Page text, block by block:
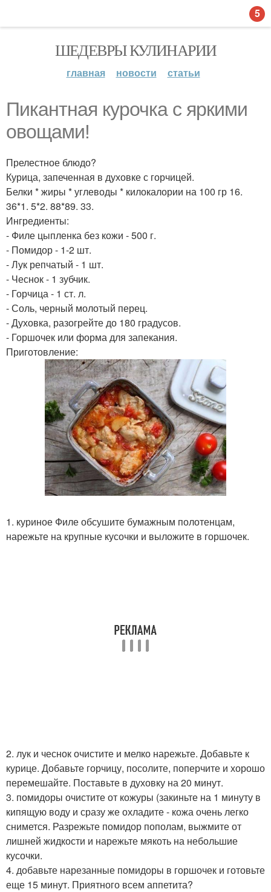
ШЕДЕВРЫ КУЛИНАРИИ
главная новости статьи
Пикантная курочка с яркими
овощами!
Прелестное блюдо?
Курица, запеченная в духовке с горчицей.
Белки * жиры * углеводы * килокалории на 100 гр 16.
36*1. 5*2. 88*89. 33.
Ингредиенты:
- Филе цыпленка без кожи - 500 г.
- Помидор - 1-2 шт.
- Лук репчатый - 1 шт.
- Чеснок - 1 зубчик.
- Горчица - 1 ст. л.
- Соль, черный молотый перец.
- Духовка, разогрейте до 180 градусов.
- Горшочек или форма для запекания.
Приготовление:
1. куриное Филе обсушите бумажным полотенцам,
нарежьте на крупные кусочки и выложите в горшочек.
2. лук и чеснок очистите и мелко нарежьте. Добавьте к
курице. Добавьте горчицу, посолите, поперчите и хорошо
перемешайте. Поставьте в духовку на 20 минут.
3. помидоры очистите от кожуры (закиньте на 1 минуту в
кипящую воду и сразу же охладите - кожа очень легко
снимется. Разрежьте помидор пополам, выжмите от
лишней жидкости и нарежьте мякоть на небольшие
кусочки.
4. добавьте нарезанные помидоры в горшочек и готовьте
еще 15 минут. Приятного всем аппетита?
5